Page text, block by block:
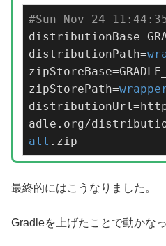
#Sun Nov 24
distributionPath=
zipStorePath=
adle.org/
all .zip
最終的にはこうなりました。
Gradleを上げたことで動かな